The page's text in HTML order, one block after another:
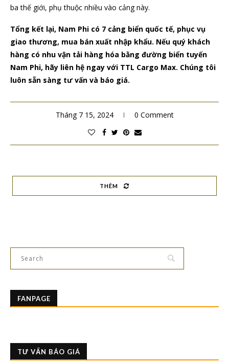
ba thế giới, phụ thuộc nhiều vào cảng này.
Tổng kết lại, Nam Phi có 7 cảng biển quốc tế, phục vụ
giao thương, mua bán xuất nhập khẩu. Nếu quý khách
hàng có nhu vận tải hàng hóa bằng đường biển tuyến
Nam Phi, hãy liên hệ ngay với TTL Cargo Max. Chúng tôi
luôn sẵn sàng tư vấn và báo giá.
Tháng 7 15, 2024 0 Comment
THÊM
FANPAGE
TƯ VẤN BÁO GIÁ